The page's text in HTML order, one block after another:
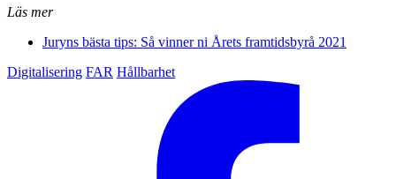
Läs mer
Juryns bästa tips: Så vinner ni Årets framtidsbyrå 2021
Digitalisering FAR Hållbarhet